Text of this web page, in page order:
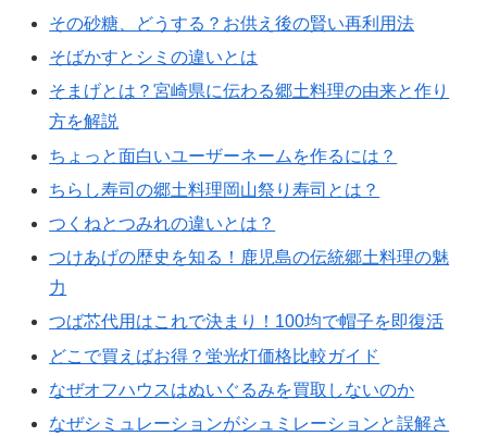
その砂糖、どうする？お供え後の賢い再利用法
そばかすとシミの違いとは
そまげとは？宮崎県に伝わる郷土料理の由来と作り
方を解説
ちょっと面白いユーザーネームを作るには？
ちらし寿司の郷土料理岡山祭り寿司とは？
つくねとつみれの違いとは？
つけあげの歴史を知る！鹿児島の伝統郷土料理の魅
力
つば芯代用はこれで決まり！100均で帽子を即復活
どこで買えばお得？蛍光灯価格比較ガイド
なぜオフハウスはぬいぐるみを買取しないのか
なぜシミュレーションがシュミレーションと誤解さ